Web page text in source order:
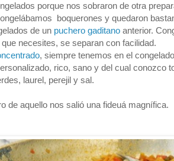
porque nos sobraron de otra
boquerones y quedaron
de un puchero gaditano anterior.
necesites, se separan con facilidad.
, siempre tenemos en el
rico, sano y del cual conozco
laurel, perejil y sal.
de aquello nos salió una fideuá magnífica.